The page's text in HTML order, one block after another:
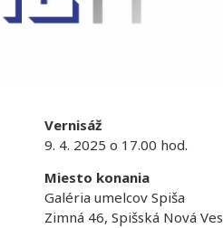
Vernisáž
9. 4. 2025 o 17.00 hod.
Miesto konania
Galéria umelcov Spiša
Zimná 46, Spišská Nová Ves